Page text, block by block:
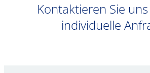
Kontaktieren Sie
individuelle